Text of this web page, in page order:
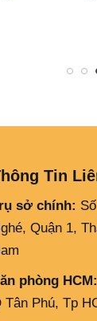
Tin
sở chính:
Quận 1,
phòng HCM:
Tân Phú, Tp